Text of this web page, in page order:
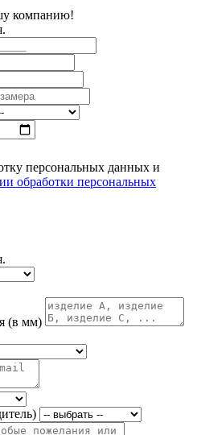
компанию!
персональных данных и
обработки персональных
(в мм)